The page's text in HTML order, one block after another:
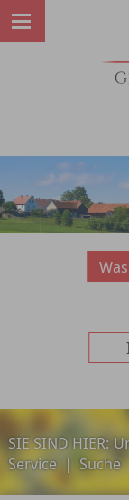
SIE SIND HIER:
Service| Suche